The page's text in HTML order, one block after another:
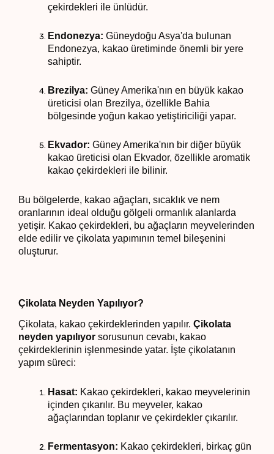
çekirdekleri ile ünlüdür.
Endonezya: Güneydoğu Asya'da bulunan
Endonezya, kakao üretiminde önemli bir yere
sahiptir.
Brezilya: Güney Amerika'nın en büyük kakao
üreticisi olan Brezilya, özellikle Bahia
bölgesinde yoğun kakao yetiştiriciliği yapar.
Ekvador: Güney Amerika'nın bir diğer büyük
kakao üreticisi olan Ekvador, özellikle aromatik
kakao çekirdekleri ile bilinir.
Bu bölgelerde, kakao ağaçları, sıcaklık ve nem
oranlarının ideal olduğu gölgeli ormanlık alanlarda
yetişir. Kakao çekirdekleri, bu ağaçların meyvelerinden
elde edilir ve çikolata yapımının temel bileşenini
oluşturur.
Çikolata Neyden Yapılıyor?
Çikolata, kakao çekirdeklerinden yapılır. Çikolata
neyden yapılıyor sorusunun cevabı, kakao
çekirdeklerinin işlenmesinde yatar. İşte çikolatanın
yapım süreci:
Hasat: Kakao çekirdekleri, kakao meyvelerinin
içinden çıkarılır. Bu meyveler, kakao
ağaçlarından toplanır ve çekirdekler çıkarılır.
Fermentasyon: Kakao çekirdekleri, birkaç gün